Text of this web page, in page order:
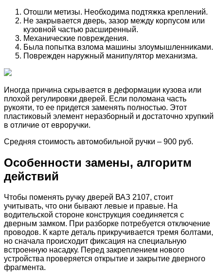
Отошли метизы. Необходима подтяжка креплений.
Не закрывается дверь, зазор между корпусом или
кузовной частью расширенный.
Механические повреждения.
Была попытка взлома машины злоумышленниками.
Поврежден наружный манипулятор механизма.
Иногда причина скрывается в деформации кузова или
плохой регулировки дверей. Если поломана часть
рукояти, то ее придется заменять полностью. Этот
пластиковый элемент неразборный и достаточно хрупкий
в отличие от евроручки.
Средняя стоимость автомобильной ручки – 900 руб.
Особенности замены, алгоритм
действий
Чтобы поменять ручку дверей ВАЗ 2107, стоит
учитывать, что они бывают левые и правые. На
водительской стороне конструкция соединяется с
дверным замком. При разборке потребуется отключение
проводов. К карте деталь прикручивается тремя болтами,
но сначала происходит фиксация на специальную
встроенную насадку. Перед закреплением нового
устройства проверяется открытие и закрытие дверного
фрагмента.